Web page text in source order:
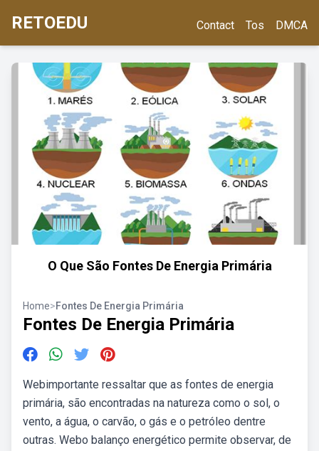
RETOEDU Contact Tos DMCA
O Que São Fontes De Energia Primária
Home>Fontes De Energia Primária
Fontes De Energia Primária
Webimportante ressaltar que as fontes de energia
primária, são encontradas na natureza como o sol, o
vento, a água, o carvão, o gás e o petróleo dentre
outras. Webo balanço energético permite observar, de